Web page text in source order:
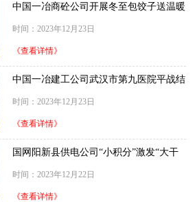
中国一冶商砼公司开展冬至包饺子送温暖
时间：2023年12月23日
《查看详情》
中国一冶建工公司武汉市第九医院平战结
时间：2023年12月23日
《查看详情》
国网阳新县供电公司“小积分”激发“大干
时间：2023年12月22日
《查看详情》